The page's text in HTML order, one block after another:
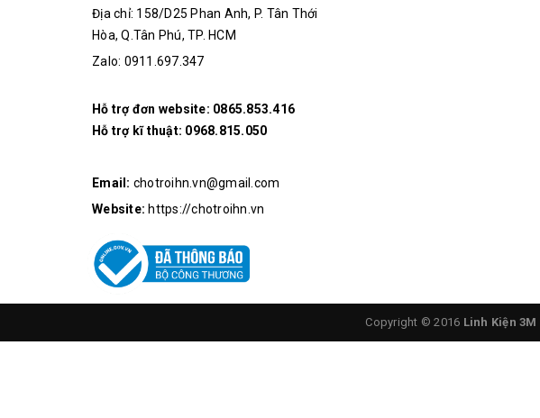
Địa chỉ: 158/D25 Phan Anh, P. Tân Thới
Hòa, Q.Tân Phú, TP. HCM
Zalo: 0911.697.347
Hỗ trợ đơn website: 0865.853.416
Hỗ trợ kĩ thuật: 0968.815.050
Email: chotroihn.vn@gmail.com
Website: https://chotroihn.vn
Copyright © 2016 Linh Kiện 3M